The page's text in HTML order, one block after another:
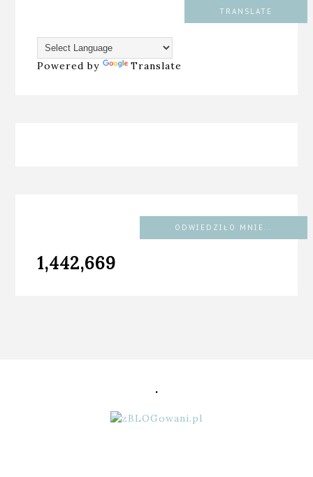
TRANSLATE
Powered by Translate
ODWIEDZIŁO MNIE...
1,442,669
.